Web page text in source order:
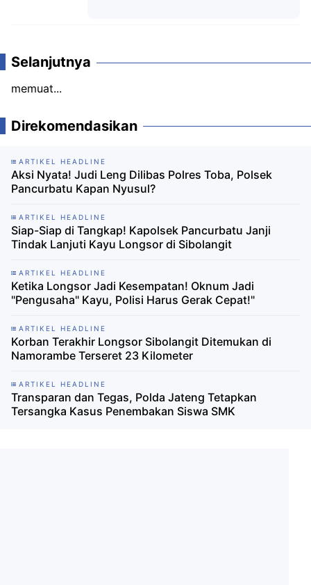
Selanjutnya
memuat...
Direkomendasikan
ARTIKEL HEADLINE
Aksi Nyata! Judi Leng Dilibas Polres Toba, Polsek
Pancurbatu Kapan Nyusul?
ARTIKEL HEADLINE
Siap-Siap di Tangkap! Kapolsek Pancurbatu Janji
Tindak Lanjuti Kayu Longsor di Sibolangit
ARTIKEL HEADLINE
Ketika Longsor Jadi Kesempatan! Oknum Jadi
"Pengusaha" Kayu, Polisi Harus Gerak Cepat!"
ARTIKEL HEADLINE
Korban Terakhir Longsor Sibolangit Ditemukan di
Namorambe Terseret 23 Kilometer
ARTIKEL HEADLINE
Transparan dan Tegas, Polda Jateng Tetapkan
Tersangka Kasus Penembakan Siswa SMK